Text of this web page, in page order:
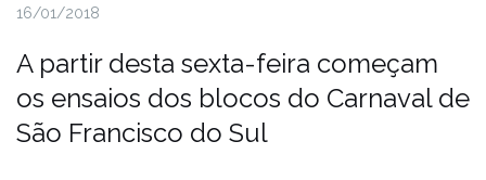
16/01/2018
A partir desta sexta-feira começam
os ensaios dos blocos do Carnaval de
São Francisco do Sul